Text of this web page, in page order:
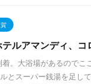
ルアマンディ、
。大浴場があるのでこ
とスーパー銭湯を足し